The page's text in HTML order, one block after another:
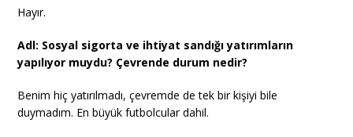
Hayır.
Adl: Sosyal sigorta ve ihtiyat sandığı yatırımların
yapılıyor muydu? Çevrende durum nedir?
Benim hiç yatırılmadı, çevremde de tek bir kişiyi bile
duymadım. En büyük futbolcular dahil.